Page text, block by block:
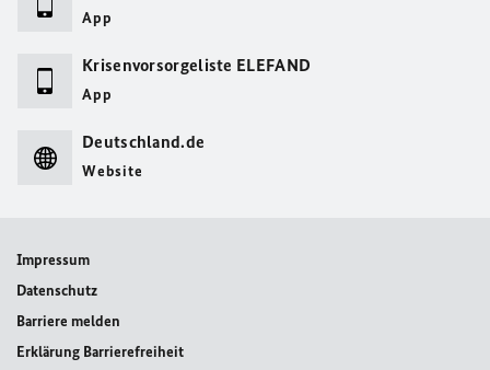
App
Krisenvorsorgeliste ELEFAND
App
Deutschland.de
Website
Impressum
Datenschutz
Barriere melden
Erklärung Barrierefreiheit